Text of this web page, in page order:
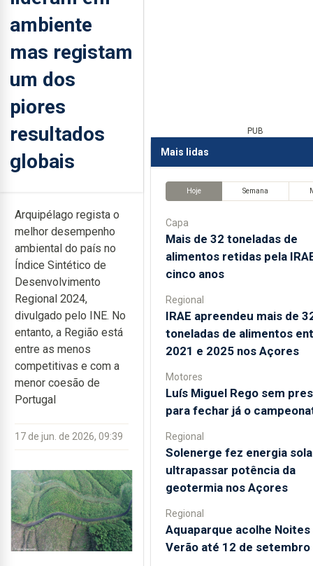
ambiente
mas registam
um dos
piores
resultados
globais
Arquipélago regista o
melhor desempenho
ambiental do país no
Índice Sintético de
Desenvolvimento
Regional 2024,
divulgado pelo INE. No
entanto, a Região está
entre as menos
competitivas e com a
menor coesão de
Portugal
17 de jun. de 2026, 09:39
PUB
Mais lidas
Hoje Semana
Capa
Mais de 32 toneladas de
alimentos retidas pela
cinco anos
Regional
IRAE apreendeu mais de
toneladas de alimentos
2021 e 2025 nos Açores
Motores
Luís Miguel Rego sem
para fechar já o
Regional
Solenerge fez energia
ultrapassar potência da
geotermia nos Açores
Regional
Aquaparque acolhe Noites
Verão até 12 de setembro